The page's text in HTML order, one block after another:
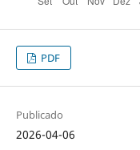
PDF
Publicado
2026-04-06